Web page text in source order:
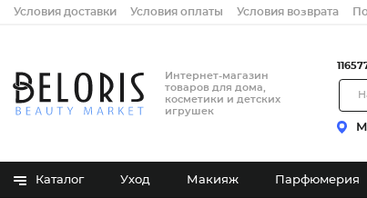
Условия доставки Условия оплаты Условия возврата
Интернет-магазин
товаров для дома,
косметики и детских
игрушек
Каталог Уход Макияж Парфюмерия